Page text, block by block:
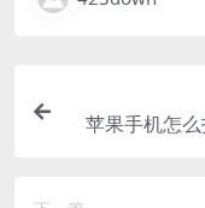
苹果手机怎